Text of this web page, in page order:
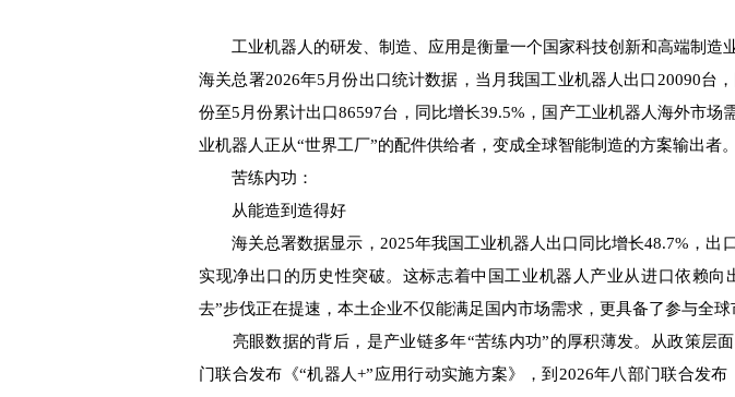
工业机器人的研发、制造、应用是衡量一个国家科技创新和高端制造
海关总署2026年5月份出口统计数据，当月我国工业机器人出口20090台
份至5月份累计出口86597台，同比增长39.5%，国产工业机器人海外市场
业机器人正从“世界工厂”的配件供给者，变成全球智能制造的方案输出者。
苦练内功：
从能造到造得好
海关总署数据显示，2025年我国工业机器人出口同比增长48.7%，出
实现净出口的历史性突破。这标志着中国工业机器人产业从进口依赖向
去”步伐正在提速，本土企业不仅能满足国内市场需求，更具备了参与全球
亮眼数据的背后，是产业链多年“苦练内功”的厚积薄发。从政策层面
门联合发布《“机器人+”应用行动实施方案》，到2026年八部门联合发布